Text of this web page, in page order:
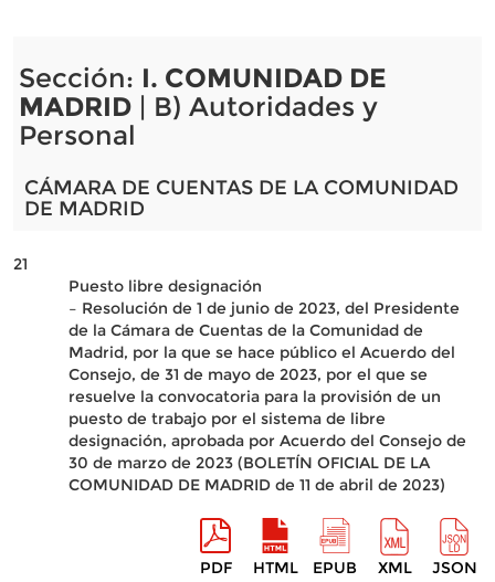
Sección: I. COMUNIDAD DE
MADRID| B) Autoridades y
Personal
CÁMARA DE CUENTAS DE LA COMUNIDAD
DE MADRID
21
Puesto libre designación
– Resolución de 1 de junio de 2023, del Presidente
de la Cámara de Cuentas de la Comunidad de
Madrid, por la que se hace público el Acuerdo del
Consejo, de 31 de mayo de 2023, por el que se
resuelve la convocatoria para la provisión de un
puesto de trabajo por el sistema de libre
designación, aprobada por Acuerdo del Consejo de
30 de marzo de 2023 (BOLETÍN OFICIAL DE LA
COMUNIDAD DE MADRID de 11 de abril de 2023)
PDF HTML EPUB XML JSON